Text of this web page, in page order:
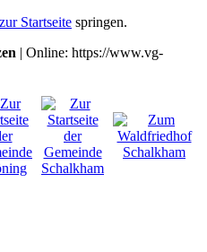
zur Startseite springen.
| Online: https://www.vg-